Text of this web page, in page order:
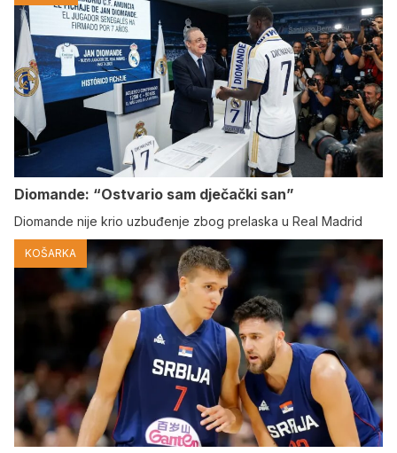
Diomande: “Ostvario sam dječački san”
Diomande nije krio uzbuđenje zbog prelaska u Real Madrid
KOŠARKA